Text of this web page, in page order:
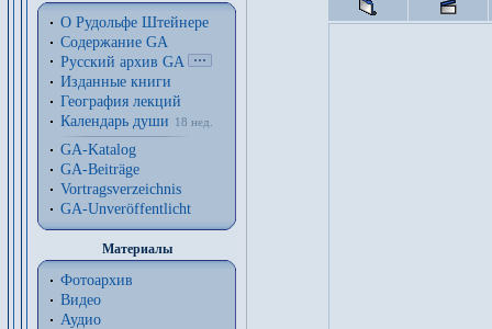
О Рудольфе Штейнере
Содержание GA
Русский архив GA
Изданные книги
География лекций
Календарь души
18 нед.
GA-Katalog
GA-Beiträge
Vortragsverzeichnis
GA-Unveröffentlicht
Материалы
Фотоархив
Видео
Аудио